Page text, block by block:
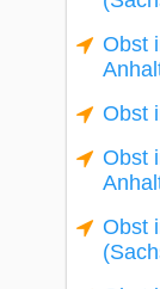
Obst
Obst
Obst
Obst